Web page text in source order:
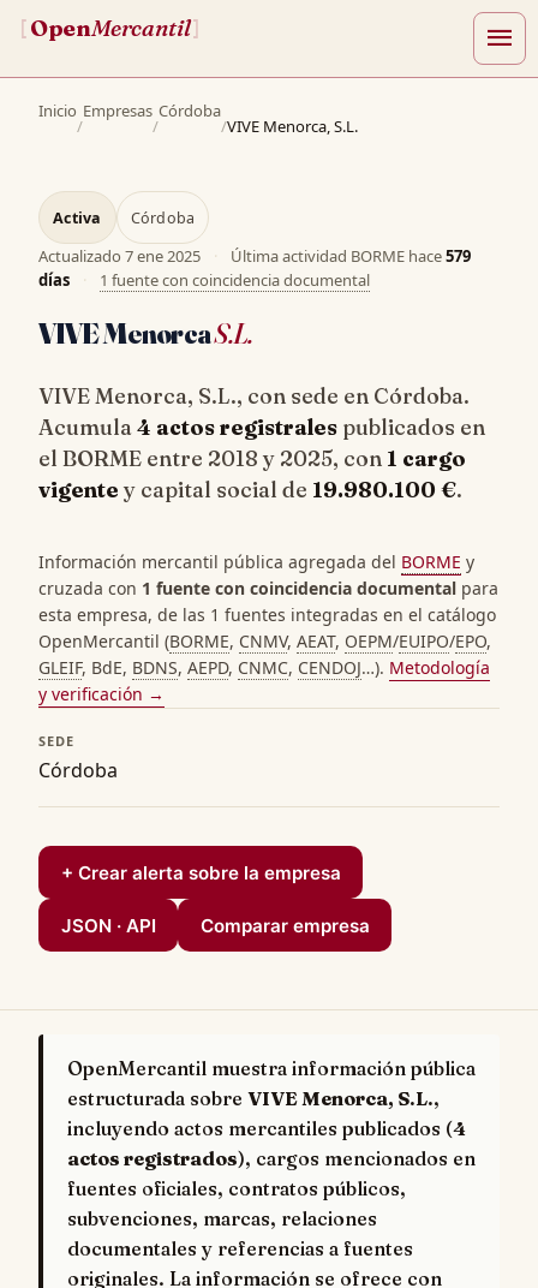
[OpenMercantil] menu
Inicio
/
Empresas
/
Córdoba
/VIVE Menorca, S.L.
Activa Córdoba
Actualizado 7 ene 2025 · Última actividad BORME hace579
días
· 1 fuente con coincidencia documental
VIVE MenorcaS.L.
VIVE Menorca, S.L., con sede en Córdoba.
Acumula4 actos registrales publicados en
el BORME entre 2018 y 2025, con 1 cargo
vigente y capital social de 19.980.100 €.
Información mercantil pública agregada del BORME y
cruzada con 1 fuente con coincidencia documental para
esta empresa, de las 1 fuentes integradas en el catálogo
OpenMercantil (BORME, CNMV, AEAT, OEPM/EUIPO/EPO,
GLEIF, BdE, BDNS, AEPD, CNMC, CENDOJ…). Metodología
y verificación →
SEDE
Córdoba
+ Crear alerta sobre la empresa
JSON · API Comparar empresa
OpenMercantil muestra información pública
estructurada sobre VIVE Menorca, S.L.,
incluyendo actos mercantiles publicados (4
actos registrados), cargos mencionados en
fuentes oficiales, contratos públicos,
subvenciones, marcas, relaciones
documentales y referencias a fuentes
originales. La información se ofrece con